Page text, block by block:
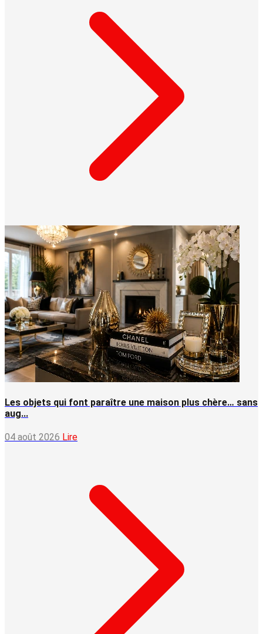
Les objets qui font paraître une maison plus chère… sans
aug...
04 août 2026 Lire